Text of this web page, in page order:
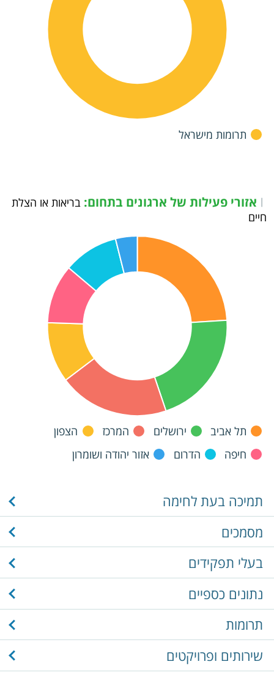
תרומות מישראל
| אזורי פעילות של ארגונים בתחום:בריאות או הצלת
חיים
תל אביב ירושלים המרכז
הצפון
חיפה
הדרום אזור יהודה ושומרון
תמיכה בעת לחימה
מסמכים
בעלי תפקידים
נתונים כספיים
תרומות
שירותים ופרויקטים